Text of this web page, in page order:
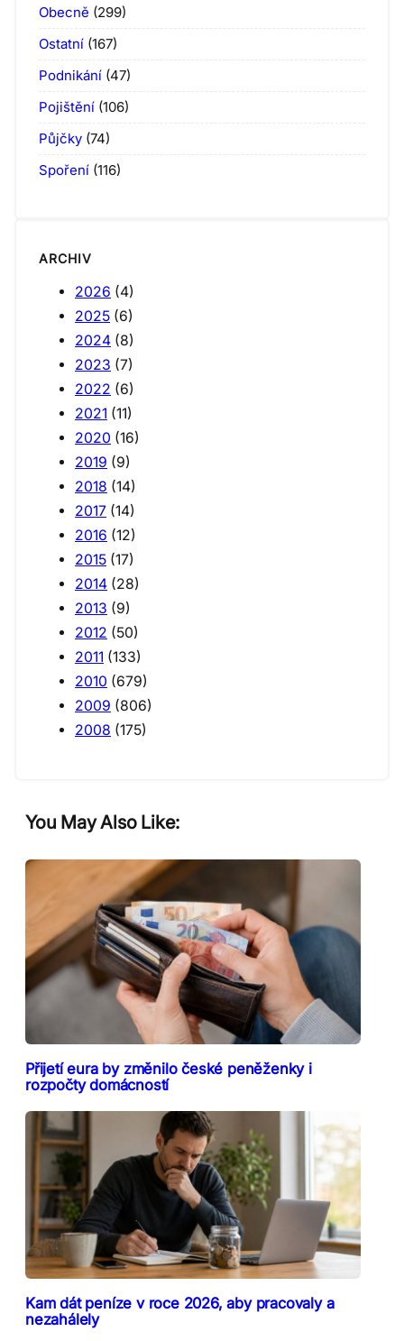
Obecně (299)
Ostatní (167)
Podnikání (47)
Pojištění (106)
Půjčky (74)
Spoření (116)
ARCHIV
2026 (4)
2025 (6)
2024 (8)
2023 (7)
2022 (6)
2021 (11)
2020 (16)
2019 (9)
2018 (14)
2017 (14)
2016 (12)
2015 (17)
2014 (28)
2013 (9)
2012 (50)
2011 (133)
2010 (679)
2009 (806)
2008 (175)
You May Also Like:
Přijetí eura by změnilo české peněženky i
rozpočty domácností
Kam dát peníze v roce 2026, aby pracovaly a
nezahálely